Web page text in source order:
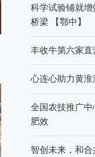
科学试验铺就
桥梁 【鄂中】
丰收牛第六家直
心连心助力黄
全国农技推广
肥效
智创未来，和